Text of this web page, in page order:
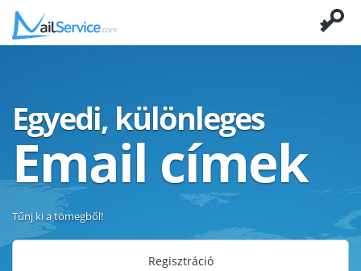
Egyedi, különleges
Email címek
Tűnj ki a tömegből!
Regisztráció